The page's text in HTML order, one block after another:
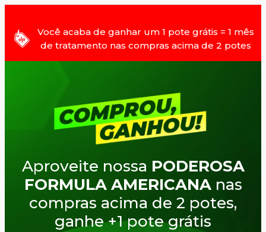
Você acaba de ganhar um 1 pote grátis = 1 mês
de tratamento nas compras acima de 2 potes
Aproveite nossa PODEROSA
FORMULA AMERICANAnas
compras acima de 2 potes,
ganhe +1 pote grátis